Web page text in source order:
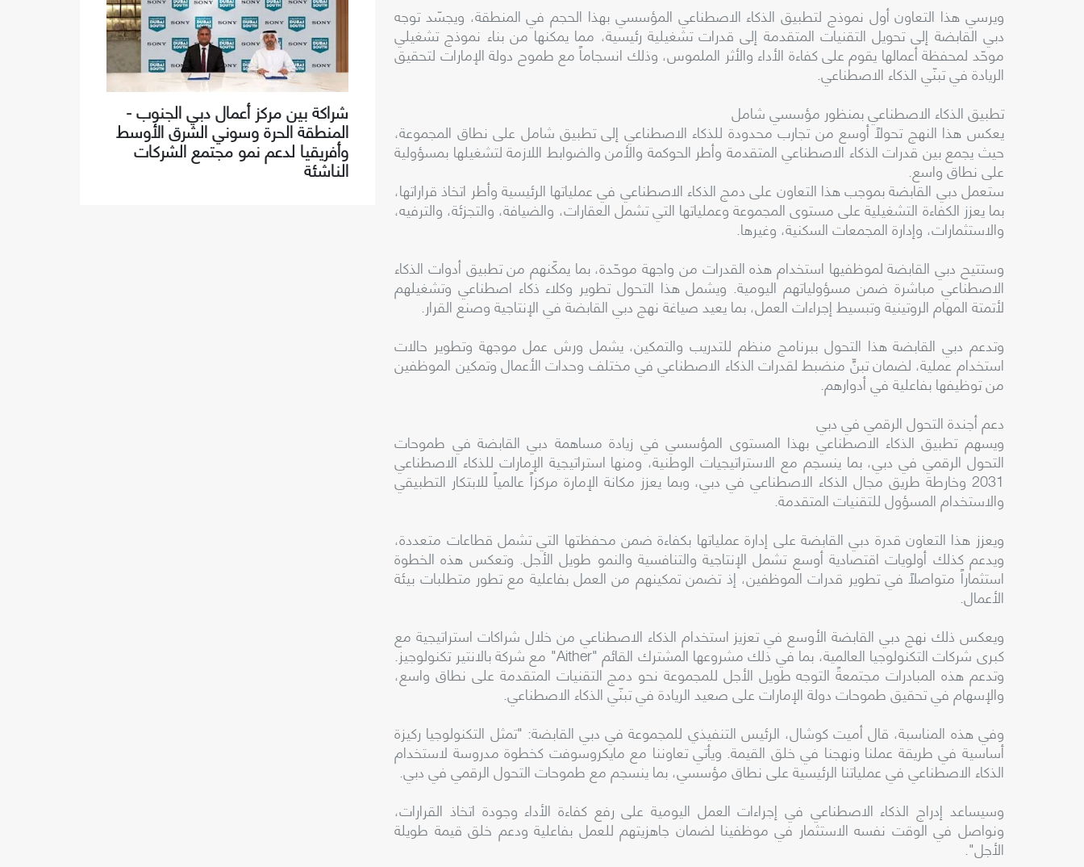
ويرسي هذا التعاون أول نموذج لتطبيق الذكاء الاصطناعي المؤسسي بهذا الحجم في المنطقة، ويجسّد توجه
دبي القابضة إلى تحويل التقنيات المتقدمة إلى قدرات تشغيلية رئيسية، مما يمكنها من بناء نموذج تشغيلي
موحّد لمحفظة أعمالها يقوم على كفاءة الأداء والأثر الملموس، وذلك انسجاماً مع طموح دولة الإمارات لتحقيق
الريادة في تبنّي الذكاء الاصطناعي.
تطبيق الذكاء الاصطناعي بمنظور مؤسسي شامل
يعكس هذا النهج تحولاً أوسع من تجارب محدودة للذكاء الاصطناعي إلى تطبيق شامل على نطاق المجموعة،
حيث يجمع بين قدرات الذكاء الاصطناعي المتقدمة وأطر الحوكمة والأمن والضوابط اللازمة لتشغيلها بمسؤولية
على نطاق واسع.
ستعمل دبي القابضة بموجب هذا التعاون على دمج الذكاء الاصطناعي في عملياتها الرئيسية وأطر اتخاذ قراراتها،
بما يعزز الكفاءة التشغيلية على مستوى المجموعة وعملياتها التي تشمل العقارات، والضيافة، والتجزئة، والترفيه،
والاستثمارات، وإدارة المجمعات السكنية، وغيرها.
وستتيح دبي القابضة لموظفيها استخدام هذه القدرات من واجهة موحّدة، بما يمكّنهم من تطبيق أدوات الذكاء
الاصطناعي مباشرة ضمن مسؤولياتهم اليومية. ويشمل هذا التحول تطوير وكلاء ذكاء اصطناعي وتشغيلهم
لأتمتة المهام الروتينية وتبسيط إجراءات العمل، بما يعيد صياغة نهج دبي القابضة في الإنتاجية وصنع القرار.
وتدعم دبي القابضة هذا التحول ببرنامج منظم للتدريب والتمكين، يشمل ورش عمل موجهة وتطوير حالات
استخدام عملية، لضمان تبنٍّ منضبط لقدرات الذكاء الاصطناعي في مختلف وحدات الأعمال وتمكين الموظفين
من توظيفها بفاعلية في أدوارهم.
دعم أجندة التحول الرقمي في دبي
ويسهم تطبيق الذكاء الاصطناعي بهذا المستوى المؤسسي في زيادة مساهمة دبي القابضة في طموحات
التحول الرقمي في دبي، بما ينسجم مع الاستراتيجيات الوطنية، ومنها استراتيجية الإمارات للذكاء الاصطناعي
2031 وخارطة طريق مجال الذكاء الاصطناعي في دبي، وبما يعزز مكانة الإمارة مركزاً عالمياً للابتكار التطبيقي
والاستخدام المسؤول للتقنيات المتقدمة.
ويعزز هذا التعاون قدرة دبي القابضة على إدارة عملياتها بكفاءة ضمن محفظتها التي تشمل قطاعات متعددة،
ويدعم كذلك أولويات اقتصادية أوسع تشمل الإنتاجية والتنافسية والنمو طويل الأجل. وتعكس هذه الخطوة
استثماراً متواصلاً في تطوير قدرات الموظفين، إذ تضمن تمكينهم من العمل بفاعلية مع تطور متطلبات بيئة
الأعمال.
ويعكس ذلك نهج دبي القابضة الأوسع في تعزيز استخدام الذكاء الاصطناعي من خلال شراكات استراتيجية مع
كبرى شركات التكنولوجيا العالمية، بما في ذلك مشروعها المشترك القائم "Aither" مع شركة بالانتير تكنولوجيز.
وتدعم هذه المبادرات مجتمعةً التوجه طويل الأجل للمجموعة نحو دمج التقنيات المتقدمة على نطاق واسع،
والإسهام في تحقيق طموحات دولة الإمارات على صعيد الريادة في تبنّي الذكاء الاصطناعي.
وفي هذه المناسبة، قال أميت كوشال، الرئيس التنفيذي للمجموعة في دبي القابضة: "تمثل التكنولوجيا ركيزة
أساسية في طريقة عملنا ونهجنا في خلق القيمة. ويأتي تعاوننا مع مايكروسوفت كخطوة مدروسة لاستخدام
الذكاء الاصطناعي في عملياتنا الرئيسية على نطاق مؤسسي، بما ينسجم مع طموحات التحول الرقمي في دبي.
وسيساعد إدراج الذكاء الاصطناعي في إجراءات العمل اليومية على رفع كفاءة الأداء وجودة اتخاذ القرارات،
ونواصل في الوقت نفسه الاستثمار في موظفينا لضمان جاهزيتهم للعمل بفاعلية ودعم خلق قيمة طويلة
الأجل".
شراكة بين مركز أعمال دبي الجنوب -
المنطقة الحرة وسوني الشرق الأوسط
وأفريقيا لدعم نمو مجتمع الشركات
الناشئة